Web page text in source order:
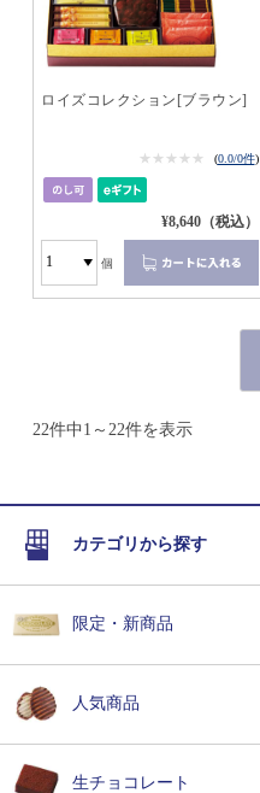
ロイズコレクション[ブラウン]
★★★★★
★★★★★ (0.0/0件)
¥8,640（税込）
個
22件中1～22件を表示
カテゴリから探す
限定・新商品
人気商品
生チョコレート